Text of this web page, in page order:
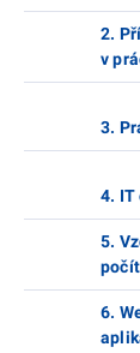
2.
v
3.
4. IT
5.
6.